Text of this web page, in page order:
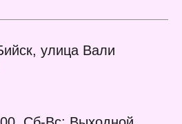
улица Вали